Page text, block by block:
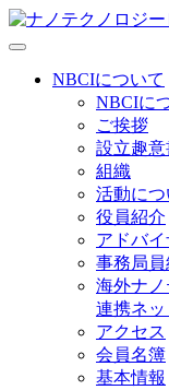
NBCIについて
NBCIに
ご挨拶
設立趣意
組織
活動につ
役員紹介
アドバ
事務局員
海外ナ
連携ネッ
アクセス
会員名簿
基本情報